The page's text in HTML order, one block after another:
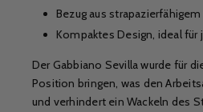
Bezug aus
Kompaktes Design, ideal für
Der Gabbiano Sevilla wurde für
Position bringen, was den
und verhindert ein Wackeln des